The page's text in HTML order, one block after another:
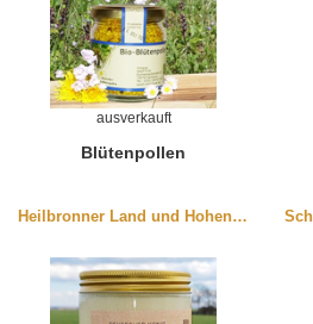
Blütenpollen
Heilbronner Land und Hohenlohe
ausverkauft